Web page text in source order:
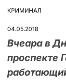
ОПУБЛІКУВАТИ
КРИМИНАЛ
04.05.2018
Вчеара в
проспекте